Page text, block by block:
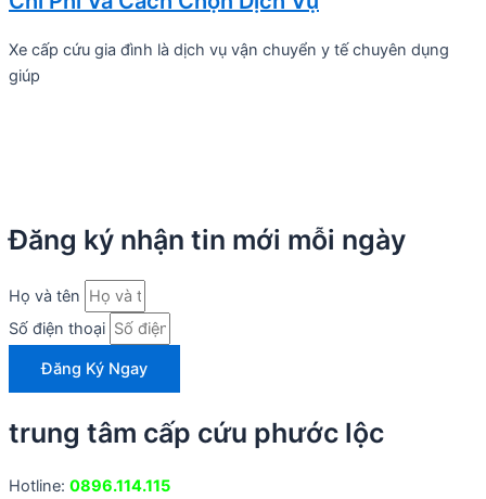
Xe cấp cứu gia đình là dịch vụ vận chuyển y tế chuyên dụng
giúp
Đăng ký nhận tin mới mỗi ngày
Họ và tên
Số điện thoại
Đăng Ký Ngay
trung tâm cấp cứu phước lộc
Hotline: 0896.114.115